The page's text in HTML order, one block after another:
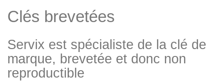
Clés brevetées
Servix est spécialiste de la clé de
marque, brevetée et donc non
reproductible